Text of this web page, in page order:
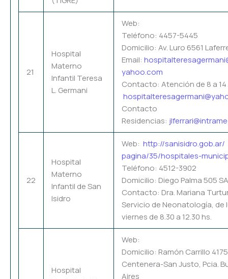
21
Hospital
Materno
Infantil Teresa
L. Germani
Web:
Teléfono: 4457-5445
Domicilio: Av. Luro 6561
Email:
yahoo.com
Contacto: Atención de 8 a 14
Contacto
Residencias:
22
Hospital
Materno
Infantil de San
Isidro
Web: http://sanisidro.gob.ar/
pagina/35/hospitales-
Teléfono: 4512-3902
Domicilio: Diego Palma 505
Contacto: Dra. Mariana
Servicio de Neonatología, de
viernes de 8.30 a 12.30 hs.
Hospital
Web:
Domicilio: Ramón Carrillo
Centenera-San Justo, Pcia.
Aires